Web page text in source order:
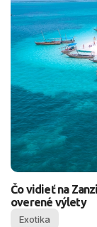
Čo vidieť na
overené výlety
Exotika